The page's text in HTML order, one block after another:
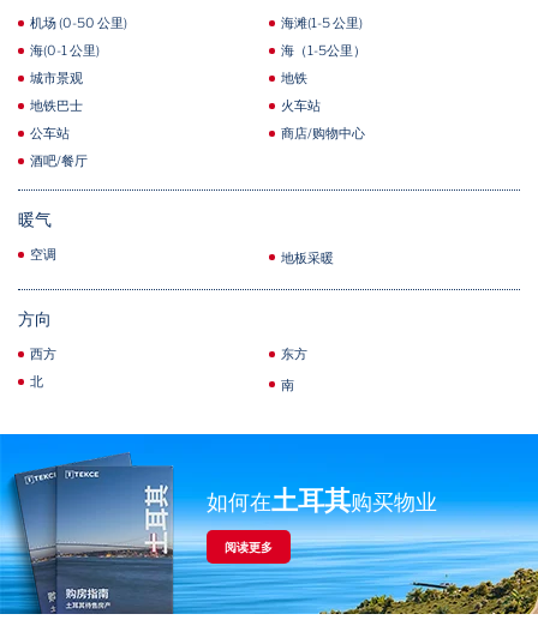
机场 (0-50 公里)
海滩(1-5 公里)
海(0-1 公里)
海（1-5公里）
城市景观
地铁
地铁巴士
火车站
公车站
商店/购物中心
酒吧/餐厅
暖气
空调 地板采暖
方向
西方
东方
北
南
如何在土耳其购买物业
阅读更多